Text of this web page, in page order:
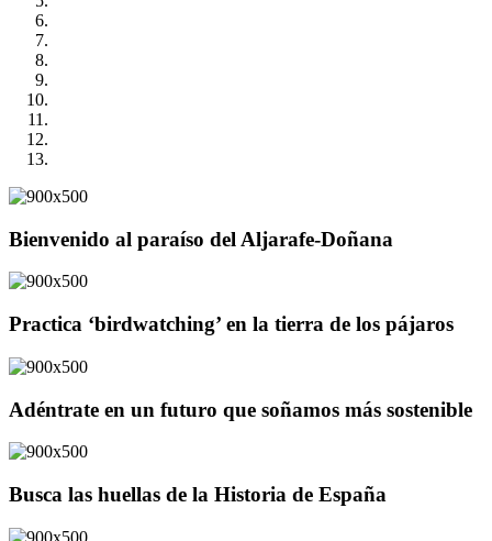
Bienvenido al paraíso del Aljarafe-Doñana
Practica ‘birdwatching’ en la tierra de los pájaros
Adéntrate en un futuro que soñamos más sostenible
Busca las huellas de la Historia de España